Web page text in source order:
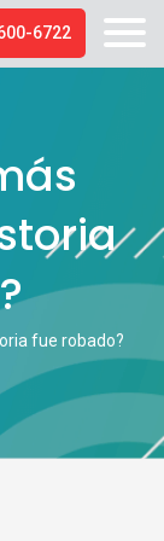
6722
fue robado?